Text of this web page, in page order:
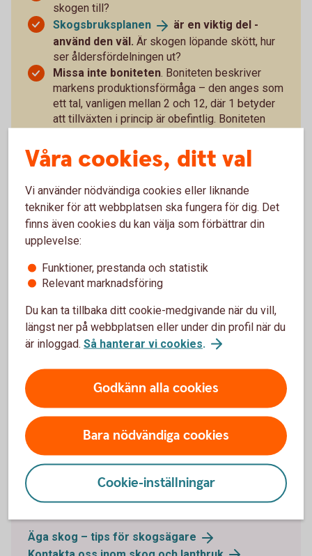
skogen till?
Skogsbruksplanen
är en viktig del -
använd den väl. Är skogen löpande skött, hur
ser åldersfördelningen ut?
Missa inte boniteten . Boniteten beskriver
markens produktionsförmåga – den anges som
ett tal, vanligen mellan 2 och 12, där 1 betyder
att tillväxten i princip är obefintlig. Boniteten
Ta hjälp av våra skog- och
plats.
Bedöm tillgängligheten. Saknas skogsvägar
eller är marken kuperad?
Tänk till kring finansiering,
Tänk framåt, skogsbruk är långsiktigt.
Försök att förutse det oväntade
anspråk kan kommuner och andra myndigheter
tänkas ha på fastigheten i framtiden, för
bostadsbyggande, vägar och annan
infrastruktur?
Prata med oss inför din investering
Vill du prata med någon innan du köper skog?
Kontakta oss så går vi igenom hur vi kan hjälpa dig i
din investering.
Äga skog – tips för skogsägare
Våra cookies, ditt val
Vi använder nödvändiga cookies eller liknande
tekniker för att webbplatsen ska fungera för dig. Det
finns även cookies du kan välja som förbättrar din
upplevelse:
Funktioner, prestanda och statistik
Relevant marknadsföring
Du kan ta tillbaka ditt cookie-medgivande när du vill,
längst ner på webbplatsen eller under din profil när du
är inloggad. Så hanterar vi cookies.
Godkänn alla cookies
Bara nödvändiga cookies
Cookie-inställningar